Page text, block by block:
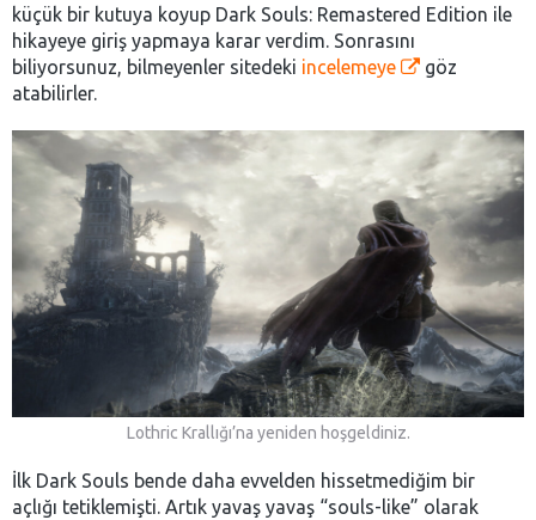
küçük bir kutuya koyup Dark Souls: Remastered Edition ile
hikayeye giriş yapmaya karar verdim. Sonrasını
biliyorsunuz, bilmeyenler sitedeki incelemeye
göz
atabilirler.
Lothric Krallığı’na yeniden hoşgeldiniz.
İlk Dark Souls bende daha evvelden hissetmediğim bir
açlığı tetiklemişti. Artık yavaş yavaş “souls-like” olarak